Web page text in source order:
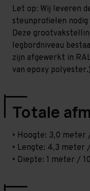
Let op: Wij leveren
steunprofielen
Deze
legbordniveau
zijn afgewerkt in
van epoxy polyester.)
Totale
• Hoogte: 3,0
• Lengte: 4,3
• Diepte: 1 meter /